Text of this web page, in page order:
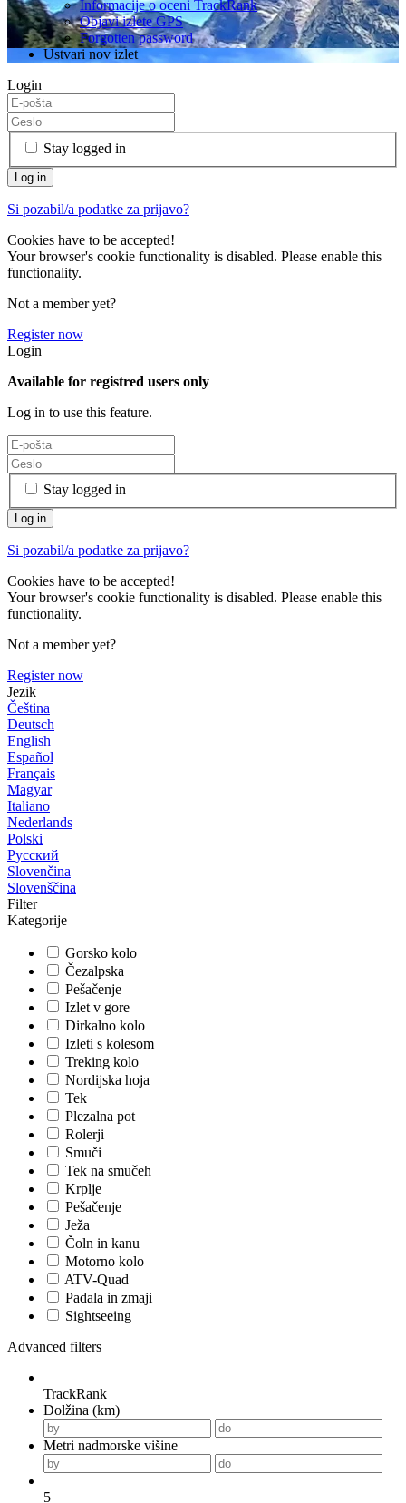
Informacije o oceni TrackRank
Objavi izlete GPS
Forgotten password
Ustvari nov izlet
Login
Stay logged in
Si pozabil/a podatke za prijavo?
Cookies have to be accepted!
Your browser's cookie functionality is disabled. Please enable this
functionality.
Not a member yet?
Register now
Login
Available for registred users only
Log in to use this feature.
Stay logged in
Si pozabil/a podatke za prijavo?
Cookies have to be accepted!
Your browser's cookie functionality is disabled. Please enable this
functionality.
Not a member yet?
Register now
Jezik
Čeština
Deutsch
English
Español
Français
Magyar
Italiano
Nederlands
Polski
Русский
Slovenčina
Slovenščina
Filter
Kategorije
Gorsko kolo
Čezalpska
Pešačenje
Izlet v gore
Dirkalno kolo
Izleti s kolesom
Treking kolo
Nordijska hoja
Tek
Plezalna pot
Rolerji
Smuči
Tek na smučeh
Krplje
Pešačenje
Ježa
Čoln in kanu
Motorno kolo
ATV-Quad
Padala in zmaji
Sightseeing
Advanced filters
TrackRank
Dolžina (km)
Metri nadmorske višine
5